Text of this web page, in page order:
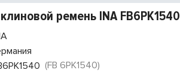
ремень INA FB6PK1540
(FB 6PK1540)